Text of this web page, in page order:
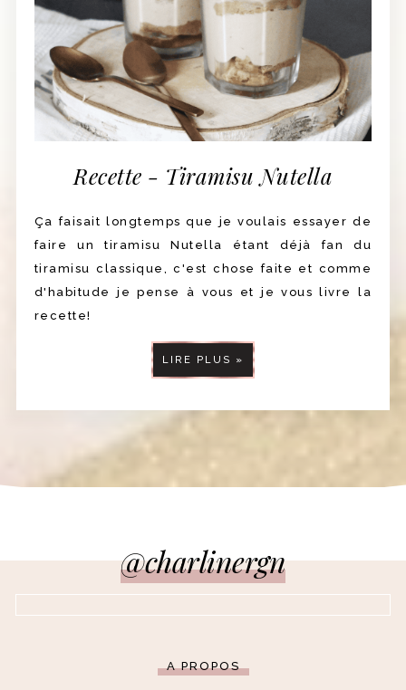
Recette - Tiramisu Nutella
Ça faisait longtemps que je voulais essayer de
faire un tiramisu Nutella étant déjà fan du
tiramisu classique, c'est chose faite et comme
d'habitude je pense à vous et je vous livre la
recette!
LIRE PLUS »
@charlinergn
A PROPOS